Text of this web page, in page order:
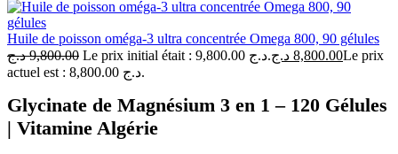
Huile de poisson oméga-3 ultra concentrée Omega 800, 90 gélules
9,800.00 د.ج Le prix initial était : 9,800.00 د.ج. 8,800.00 د.ج
Le prix
actuel est : 8,800.00 د.ج.
Glycinate de Magnésium 3 en 1 – 120 Gélules
| Vitamine Algérie